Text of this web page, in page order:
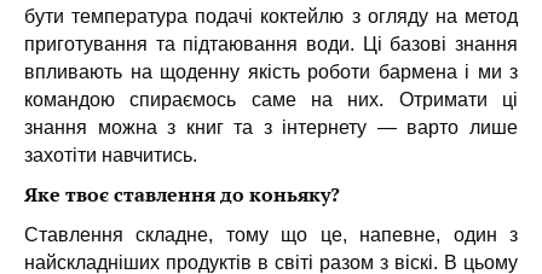
бути температура подачі коктейлю з огляду на метод
приготування та підтаювання води. Ці базові знання
впливають на щоденну якість роботи бармена і ми з
командою спираємось саме на них. Отримати ці
знання можна з книг та з інтернету — варто лише
захотіти навчитись.
Яке твоє ставлення до коньяку?
Ставлення складне, тому що це, напевне, один з
найскладніших продуктів в світі разом з віскі. В цьому